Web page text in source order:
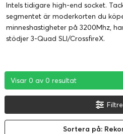
Intels tidigare high-end socket.
segmentet är moderkorten du
minneshastigheter på 3200Mhz,
stödjer 3-Quad SLI/CrossfireX.
Visar 0 av 0 resultat
Visar 0 av 0 resultat
Visar 0 av 0 resultat
Sortera på: